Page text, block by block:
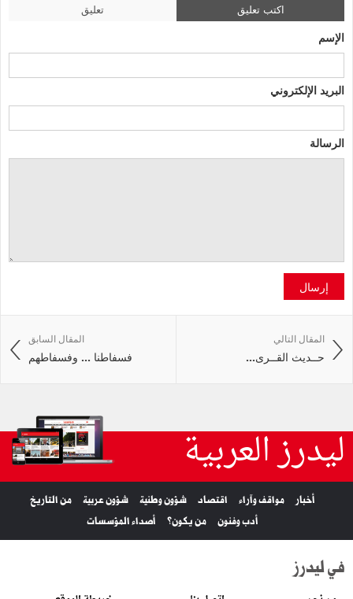
اكتب تعليق تعليق
الإسم
البريد الإلكتروني
الرسالة
إرسال
المقال السابق
فسفاطنا ... وفسفاطهم
المقال التالي
حــديث‭ ‬القــرى‭ ...
ليدرز العربية
أخبار مواقف وآراء اقتصاد شؤون وطنية شؤون عربية
من التاريخ
أدب وفنون
من يكون؟ أصداء المؤسسات
في ليدرز